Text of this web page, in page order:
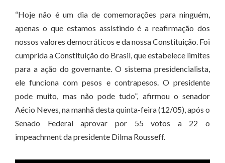
“Hoje não é um dia de comemorações para ninguém,
apenas o que estamos assistindo é a reafirmação dos
nossos valores democráticos e da nossa Constituição. Foi
cumprida a Constituição do Brasil, que estabelece limites
para a ação do governante. O sistema presidencialista,
ele funciona com pesos e contrapesos. O presidente
pode muito, mas não pode tudo”, afirmou o senador
Aécio Neves, na manhã desta quinta-feira (12/05), após o
Senado Federal aprovar por 55 votos a 22 o
impeachment da presidente Dilma Rousseff.